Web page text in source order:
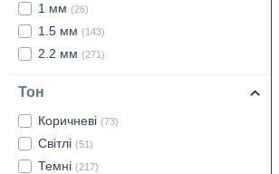
1 мм (26)
1.5 мм (143)
2.2 мм (271)
Тон
Коричневі (73)
Світлі (51)
Темні (217)